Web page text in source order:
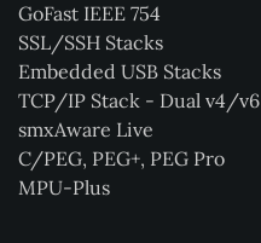
GoFast IEEE 754
SSL/SSH Stacks
Embedded USB Stacks
TCP/IP Stack - Dual v4/v6
smxAware Live
C/PEG, PEG+, PEG Pro
MPU-Plus